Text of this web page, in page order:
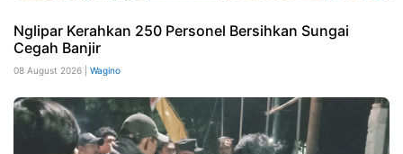
Nglipar Kerahkan 250 Personel Bersihkan Sungai
Cegah Banjir
08 August 2026 | Wagino